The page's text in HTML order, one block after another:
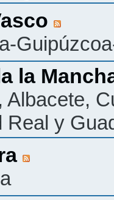
la
Albacete,
Real y